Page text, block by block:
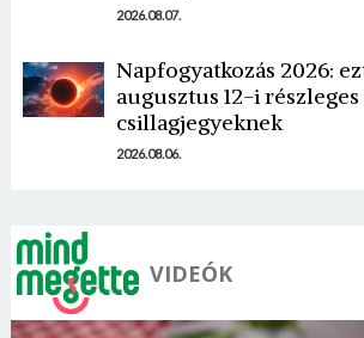
2026.08.07.
Napfogyatkozás 2026:
augusztus 12-i
csillagjegyeknek
2026.08.06.
VIDEÓK